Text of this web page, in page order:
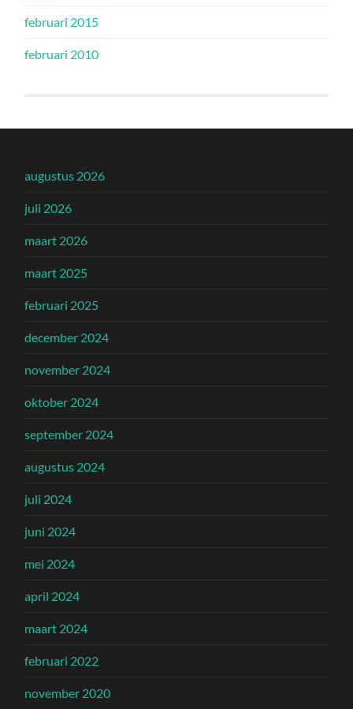
februari 2015
februari 2010
augustus 2026
juli 2026
maart 2026
maart 2025
februari 2025
december 2024
november 2024
oktober 2024
september 2024
augustus 2024
juli 2024
juni 2024
mei 2024
april 2024
maart 2024
februari 2022
november 2020